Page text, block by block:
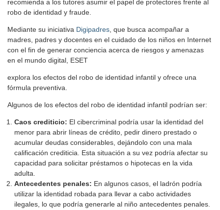
recomienda a los tutores asumir el papel de protectores frente al
robo de identidad y fraude.
Mediante su iniciativa Digipadres, que busca acompañar a
madres, padres y docentes en el cuidado de los niños en Internet
con el fin de generar conciencia acerca de riesgos y amenazas
en el mundo digital, ESET
explora los efectos del robo de identidad infantil y ofrece una
fórmula preventiva.
Algunos de los efectos del robo de identidad infantil podrían ser:
Caos crediticio: El cibercriminal podría usar la identidad del
menor para abrir líneas de crédito, pedir dinero prestado o
acumular deudas considerables, dejándolo con una mala
calificación crediticia. Esta situación a su vez podría afectar su
capacidad para solicitar préstamos o hipotecas en la vida
adulta.
Antecedentes penales: En algunos casos, el ladrón podría
utilizar la identidad robada para llevar a cabo actividades
ilegales, lo que podría generarle al niño antecedentes penales.